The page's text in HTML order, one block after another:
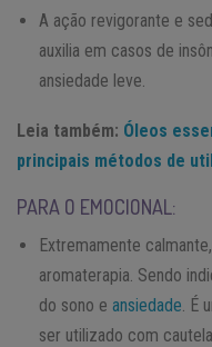
A ação revigorante e
auxilia em casos de
ansiedade leve.
Leia também: Óleos
principais métodos de
PARA O EMOCIONAL:
Extremamente
aromaterapia. Sendo
do sono e ansiedade .
ser utilizado com cautela.